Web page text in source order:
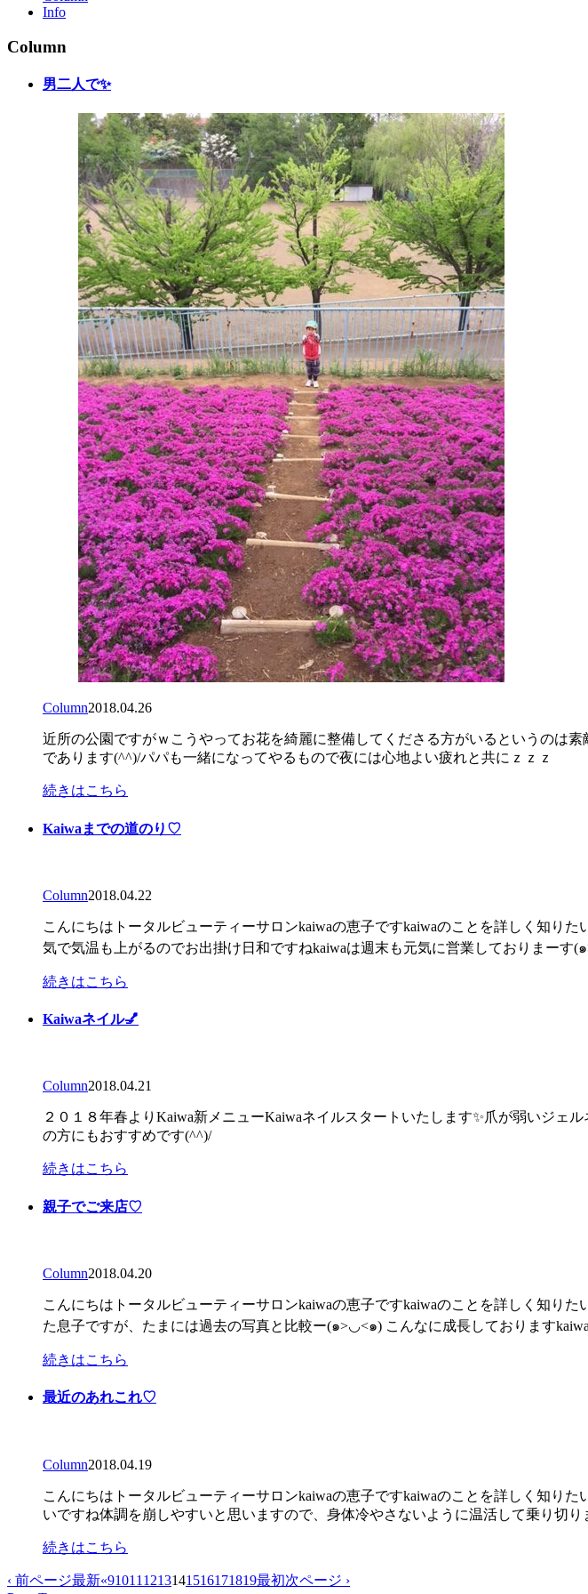
Info
Column
男二人で✨
Column2018.04.26
近所の公園ですがｗこうやってお花を綺麗に整備してくださる方がいるというのは
であります(^^)/パパも一緒になってやるもので夜には心地よい疲れと共にｚｚｚ
続きはこちら
Kaiwaまでの道のり♡
Column2018.04.22
こんにちはトータルビューティーサロンkaiwaの恵子ですkaiwaのことを詳しく知り
気で気温も上がるのでお出掛け日和ですねkaiwaは週末も元気に営業しておりまーす(
続きはこちら
Kaiwaネイル💅
Column2018.04.21
２０１８年春よりKaiwa新メニューKaiwaネイルスタートいたします✨爪が弱いジェ
の方にもおすすめです(^^)/
続きはこちら
親子でご来店♡
Column2018.04.20
こんにちはトータルビューティーサロンkaiwaの恵子ですkaiwaのことを詳しく知り
た息子ですが、たまには過去の写真と比較ー(๑>◡<๑) こんなに成長しております
続きはこちら
最近のあれこれ♡
Column2018.04.19
こんにちはトータルビューティーサロンkaiwaの恵子ですkaiwaのことを詳しく知り
いですね体調を崩しやすいと思いますので、身体冷やさないように温活して乗り切
続きはこちら
‹ 前ページ最新«91011 1213141516171819最初次ページ ›